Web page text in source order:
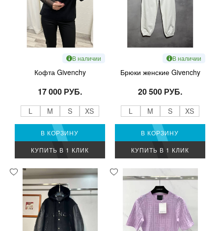
В наличии
Кофта Givenchy
17 000 РУБ.
L M S XS
В КОРЗИНУ
КУПИТЬ В 1 КЛИК
В наличии
Брюки женские Givenchy
20 500 РУБ.
L M S XS
В КОРЗИНУ
КУПИТЬ В 1 КЛИК